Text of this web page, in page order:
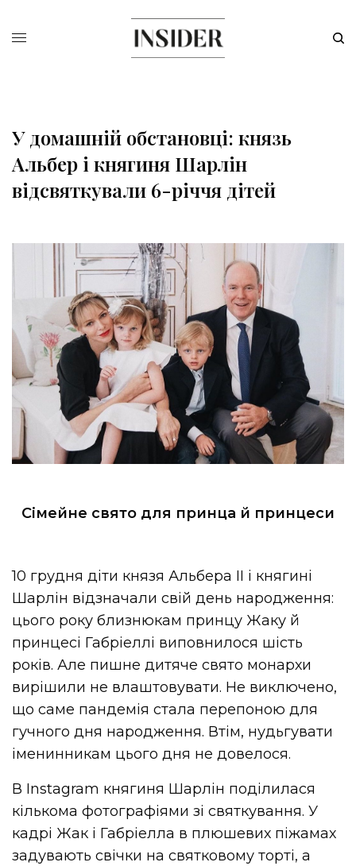
У домашній обстановці: князь
Альбер і княгиня Шарлін
відсвяткували 6-річчя дітей
Сімейне свято для принца й принцеси
10 грудня діти князя Альбера II і княгині
Шарлін відзначали свій день народження:
цього року близнюкам принцу Жаку й
принцесі Габріеллі виповнилося шість
років. Але пишне дитяче свято монархи
вирішили не влаштовувати. Не виключено,
що саме пандемія стала перепоною для
гучного дня народження. Втім, нудьгувати
іменинникам цього дня не довелося.
В Instagram княгиня Шарлін поділилася
кількома фотографіями зі святкування. У
кадрі Жак і Габріелла в плюшевих піжамах
задувають свічки на святковому торті, а